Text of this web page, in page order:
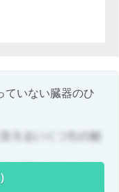
ていない臓器のひ